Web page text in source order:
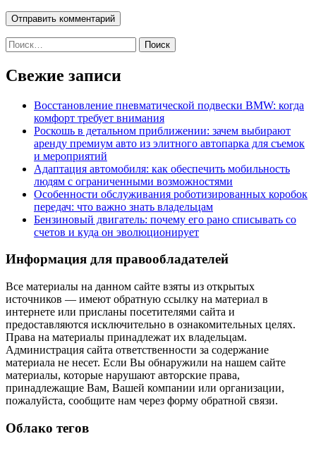
Найти:
Свежие записи
Восстановление пневматической подвески BMW: когда
комфорт требует внимания
Роскошь в детальном приближении: зачем выбирают
аренду премиум авто из элитного автопарка для съемок
и мероприятий
Адаптация автомобиля: как обеспечить мобильность
людям с ограниченными возможностями
Особенности обслуживания роботизированных коробок
передач: что важно знать владельцам
Бензиновый двигатель: почему его рано списывать со
счетов и куда он эволюционирует
Информация для правообладателей
Все материалы на данном сайте взяты из открытых
источников — имеют обратную ссылку на материал в
интернете или присланы посетителями сайта и
предоставляются исключительно в ознакомительных целях.
Права на материалы принадлежат их владельцам.
Администрация сайта ответственности за содержание
материала не несет. Если Вы обнаружили на нашем сайте
материалы, которые нарушают авторские права,
принадлежащие Вам, Вашей компании или организации,
пожалуйста, сообщите нам через форму обратной связи.
Облако тегов